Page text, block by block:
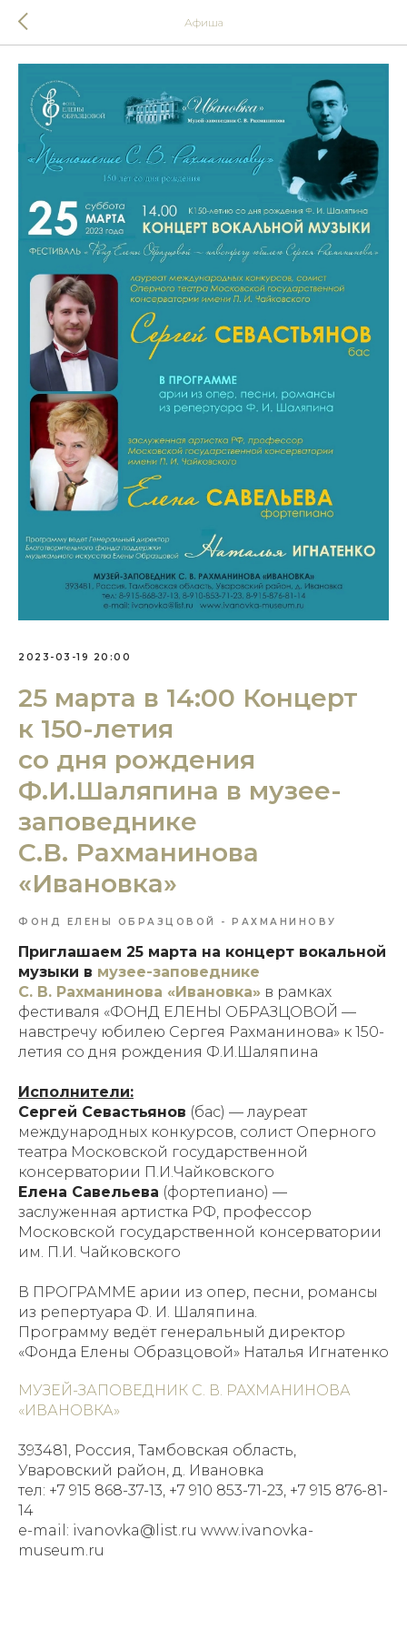
Афиша
2023-03-19 20:00
25 марта в 14:00 Концерт
к 150-летия
со дня рождения
Ф.И.Шаляпина в музее-
заповеднике
С.В. Рахманинова
«Ивановка»
ФОНД ЕЛЕНЫ ОБРАЗЦОВОЙ - РАХМАНИНОВУ
Приглашаем 25 марта на концерт вокальной
музыки в музее-заповеднике
С. В. Рахманинова «Ивановка» в рамках
фестиваля «ФОНД ЕЛЕНЫ ОБРАЗЦОВОЙ —
навстречу юбилею Сергея Рахманинова» к 150-
летия со дня рождения Ф.И.Шаляпина
Исполнители:
Сергей Севастьянов (бас) — лауреат
международных конкурсов, солист Оперного
театра Московской государственной
консерватории П.И.Чайковского
Елена Савельева (фортепиано) —
заслуженная артистка РФ, профессор
Московской государственной консерватории
им. П.И. Чайковского
В ПРОГРАММЕ арии из опер, песни, романсы
из репертуара Ф. И. Шаляпина.
Программу ведёт генеральный директор
«Фонда Елены Образцовой» Наталья Игнатенко
МУЗЕЙ-ЗАПОВЕДНИК С. В. РАХМАНИНОВА
«ИВАНОВКА»
393481, Россия, Тамбовская область,
Уваровский район, д. Ивановка
тел: +7 915 868-37-13, +7 910 853-71-23, +7 915 876-81-
14
e-mail: ivanovka@list.ru www.ivanovka-
museum.ru